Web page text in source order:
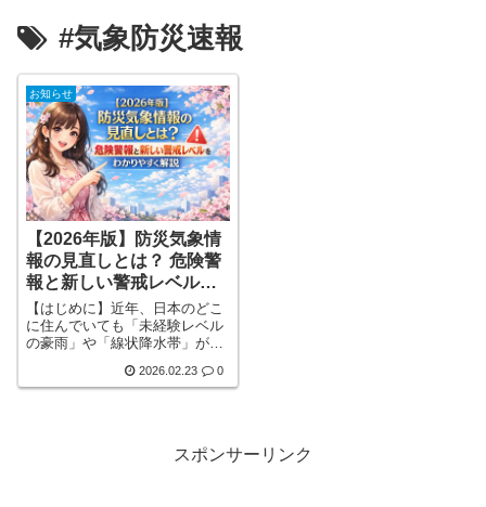
#気象防災速報
お知らせ
【2026年版】防災気象情
報の見直しとは？ 危険警
報と新しい警戒レベルを
わかりやすく解説
【はじめに】近年、日本のどこ
に住んでいても「未経験レベル
の豪雨」や「線状降水帯」が発
方が大きく問われる時代になっ
ています。しかしその一方で、
の種類が多すぎて、危険度の違
いがつかめなかった高齢者や外
2026.02.23 0
スポンサーリンク